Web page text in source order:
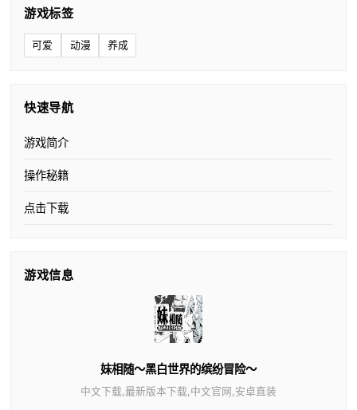
游戏标签
可爱 动漫 养成
快速导航
游戏简介
操作秘籍
点击下载
游戏信息
妹相随～黑白世界的缤纷冒险～
中文下载,最新版本下载,中文官网,安卓直装